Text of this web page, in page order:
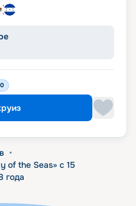
•
of the Seas» с 15
года